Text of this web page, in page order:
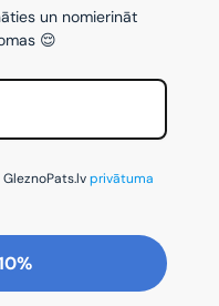
un nomierināt
😌
privātuma